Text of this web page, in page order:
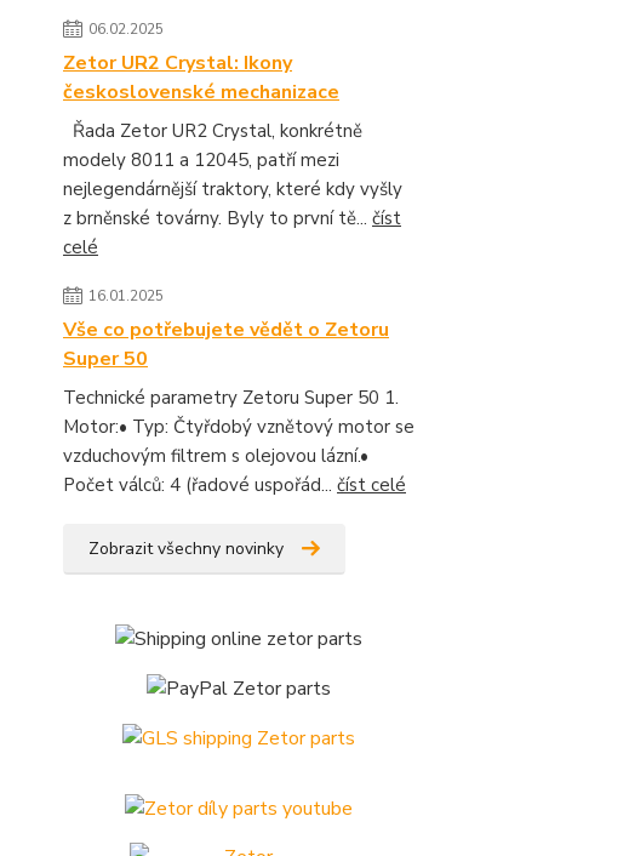
06.02.2025
Zetor UR2 Crystal: Ikony
československé mechanizace
Řada Zetor UR2 Crystal, konkrétně
modely 8011 a 12045, patří mezi
nejlegendárnější traktory, které kdy vyšly
z brněnské továrny. Byly to první tě... číst
celé
16.01.2025
Vše co potřebujete vědět o Zetoru
Super 50
Technické parametry Zetoru Super 50 1.
Motor:• Typ: Čtyřdobý vznětový motor se
vzduchovým filtrem s olejovou lázní.•
Počet válců: 4 (řadové uspořád... číst celé
Zobrazit všechny novinky